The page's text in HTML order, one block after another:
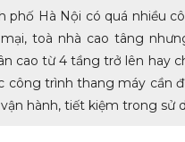
phố Hà Nội có quá nhiều
toà nhà cao tâng
cao từ 4 tầng trở lên hay
công trình thang máy cần
hành, tiết kiệm trong sử